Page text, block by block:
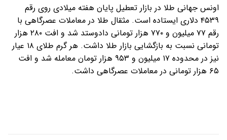
اونس جهانی طلا در بازار تعطیل پایان هفته میلادی روی رقم
۴۵۳۹ دلاری ایستاده است. مثقال طلا در معاملات عصرگاهی با
رقم ۷۷ میلیون و ۷۷۰ هزار تومانی دادوستد شد و افت ۲۸۰ هزار
تومانی نسبت به بازگشایی بازار طلا داشت. هر گرم طلای ۱۸ عیار
نیز در محدوده ۱۷ میلیون و ۹۵۳ هزار تومان معامله شد و افت
۶۵ هزار تومانی در معاملات عصرگاهی داشت.